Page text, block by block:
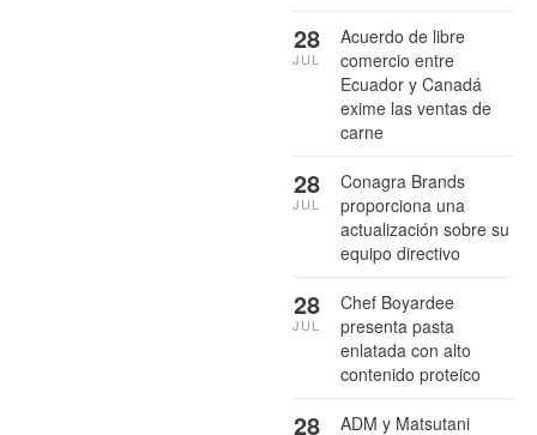
Acuerdo de libre
comercio entre
Ecuador y Canadá
exime las ventas de
carne
28
JUL
Conagra Brands
proporciona una
actualización sobre su
equipo directivo
28
JUL
Chef Boyardee
presenta pasta
enlatada con alto
contenido proteico
28
JUL
ADM y Matsutani
28